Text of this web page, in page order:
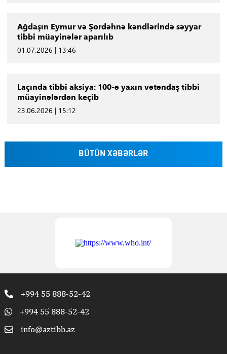
Ağdaşın Eymur və Şordəhnə kəndlərində səyyar
tibbi müayinələr aparılıb
01.07.2026 | 13:46
Laçında tibbi aksiya: 100-ə yaxın vətəndaş tibbi
müayinələrdən keçib
23.06.2026 | 15:12
BÜTÜN XƏBƏRLƏR
+994 55 888-52-42
+994 55 888-52-42
info@aztibb.az